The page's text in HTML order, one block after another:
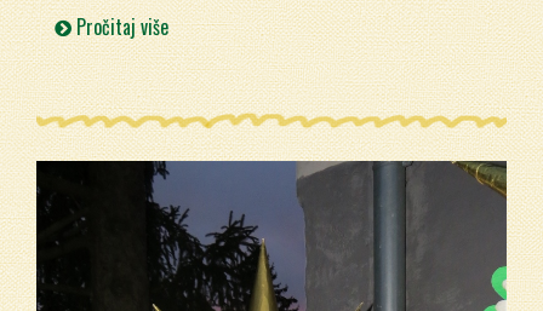
Pročitaj više